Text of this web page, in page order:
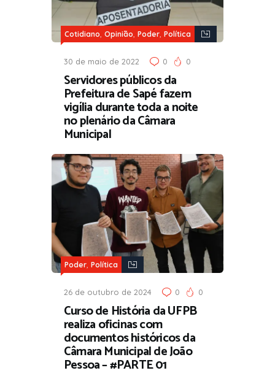
Cotidiano Opinião Poder Política
30 de maio de 2022 0 0
Servidores públicos da
Prefeitura de Sapé fazem
vigília durante toda a noite
no plenário da Câmara
Municipal
Poder, Política
26 de outubro de 2024 0 0
Curso de História da UFPB
realiza oficinas com
documentos históricos da
Câmara Municipal de João
Pessoa – #PARTE 01